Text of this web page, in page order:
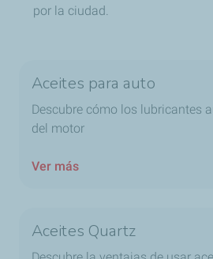
por la ciudad.
Aceites para auto
Descubre cómo los lubricantes
del motor
Ver más
Aceites Quartz